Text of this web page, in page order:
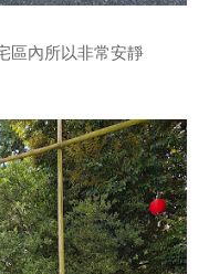
區內所以非常安靜